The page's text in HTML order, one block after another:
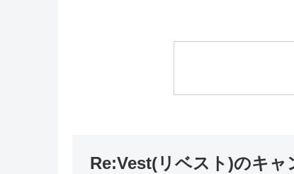
Re:Vest(リベスト)のキャ